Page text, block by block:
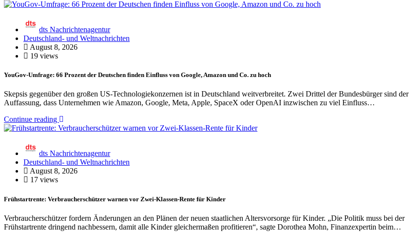
dts Nachrichtenagentur
Deutschland- und Weltnachrichten
August 8, 2026
19 views
YouGov-Umfrage: 66 Prozent der Deutschen finden Einfluss von Google, Amazon und Co. zu hoch
Skepsis gegenüber den großen US-Technologiekonzernen ist in Deutschland weitverbreitet. Zwei Drittel der Bundesbürger sind der
Auffassung, dass Unternehmen wie Amazon, Google, Meta, Apple, SpaceX oder OpenAI inzwischen zu viel Einfluss…
Continue reading
dts Nachrichtenagentur
Deutschland- und Weltnachrichten
August 8, 2026
17 views
Frühstartrente: Verbraucherschützer warnen vor Zwei-Klassen-Rente für Kinder
Verbraucherschützer fordern Änderungen an den Plänen der neuen staatlichen Altersvorsorge für Kinder. „Die Politik muss bei der
Frühstartrente dringend nachbessern, damit alle Kinder gleichermaßen profitieren“, sagte Dorothea Mohn, Finanzexpertin beim…